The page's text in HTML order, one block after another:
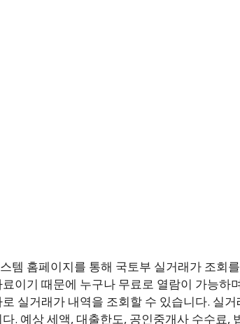
템 홈페이지를 통해 국토부 실거래가 조회
이기 때문에 누구나 무료로 열람이 가능하
실거래가 내역을 조회할 수 있습니다. 실
. 예상 세액, 대출한도, 공인중개사 수수료,